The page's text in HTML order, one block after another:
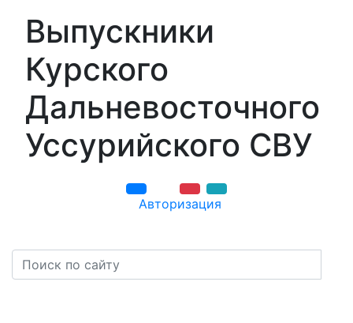
Выпускники
Курского
Дальневосточного
Уссурийского СВУ
Авторизация